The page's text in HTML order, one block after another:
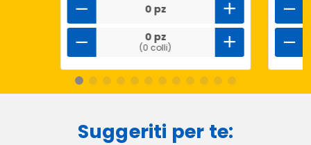
0 pz
0 pz
(0 colli)
Suggeriti per te: